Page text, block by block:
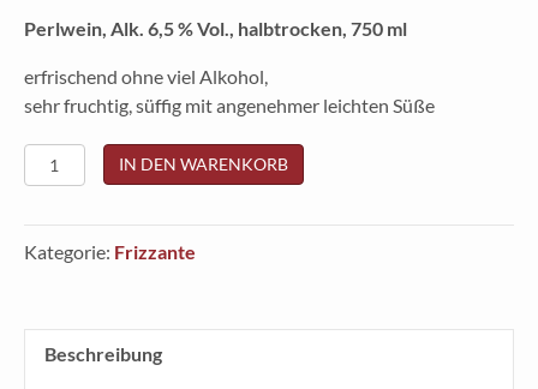
Perlwein, Alk. 6,5 % Vol., halbtrocken, 750 ml
erfrischend ohne viel Alkohol,
sehr fruchtig, süffig mit angenehmer leichten Süße
Anonymus
Frizzante
Menge
IN DEN WARENKORB
Kategorie: Frizzante
Beschreibung